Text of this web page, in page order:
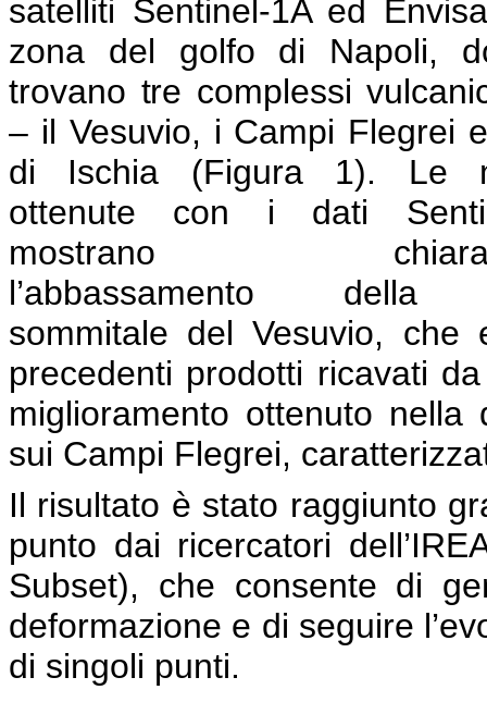
satelliti Sentinel-1A ed
zona del golfo di Napoli,
trovano tre complessi
– il Vesuvio, i Campi Flegrei
di Ischia (Figura 1). Le
ottenute con i dati
mostrano
l’abbassamento della
sommitale del Vesuvio,
precedenti prodotti ricavati
miglioramento ottenuto
sui Campi Flegrei,
Il risultato è stato raggiunto
punto dai ricercatori
Subset), che consente di
deformazione e di seguire
di singoli punti.